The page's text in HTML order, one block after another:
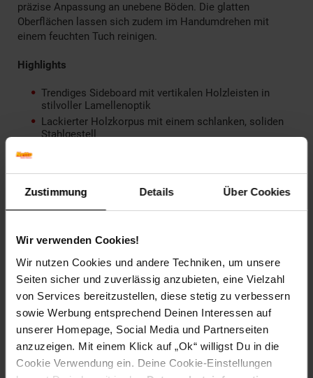
Zustimmung Details Über Cookies
Wir verwenden Cookies!
Wir nutzen Cookies und andere Techniken, um unsere
Seiten sicher und zuverlässig anzubieten, eine Vielzahl
von Services bereitzustellen, diese stetig zu verbessern
sowie Werbung entsprechend Deinen Interessen auf
unserer Homepage, Social Media und Partnerseiten
anzuzeigen. Mit einem Klick auf „Ok“ willigst Du in die
Cookie Verwendung ein. Deine Cookie-Einstellungen
präzise Anpassung an unebene Böden. Die glatten
Oberflächen lassen sich zudem im Handumdrehen mit
einem feuchten Tuch reinigen.
Highlights
Trendiges Sideboard mit vertikalen Holzleisten in
stilvoller Lamellenoptik
Lackierter Holzkorpus mit einem schlanken, soliden
Stahlgestell
Kunststofffüße
Dezent integrierte Griffe in ergonomischer Form
Totalmaße (BxTxH): ca. 156 x 45,5 x 74 cm
Maße je Tür (BxH): ca. 47 x 51 cm
Innenmaße je Außenfach (BxTxH): ca. 50,5 x 40,5 x 25
cm
Innenmaße je Mittelfach (BxTxH): ca. 46 x 40,5 x 25 cm
Höhe der Beine: ca. 19 cm
Verstellbarkeit der Schraubfüße: ca. 0,5 cm